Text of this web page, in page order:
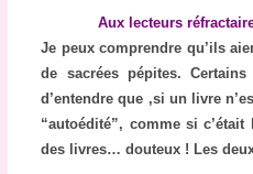
Aux lecteurs
Je peux comprendre qu’ils
de sacrées pépites.
d’entendre que ,si un livre
“autoédité”, comme si
des livres… douteux ! Les